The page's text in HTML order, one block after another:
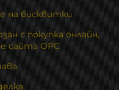
на бисквитки
с покупка онлайн,
сайта ОРС